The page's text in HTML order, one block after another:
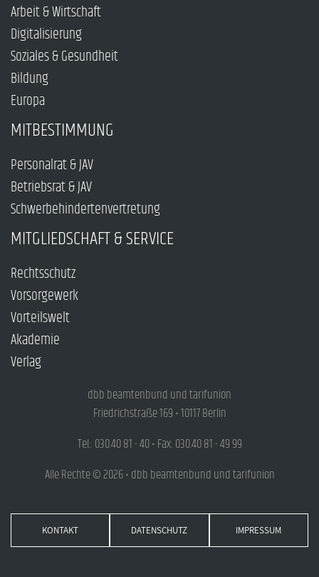
Arbeit & Wirtschaft
Digitalisierung
Soziales & Gesundheit
Bildung
Europa
MITBESTIMMUNG
Personalrat & JAV
Betriebsrat & JAV
Schwerbehindertenvertretung
MITGLIEDSCHAFT & SERVICE
Rechtsschutz
Vorsorgewerk
Vorteilswelt
Akademie
Verlag
dbb beamtenbund und tarifunion
Friedrichstraße 169 • 10117 Berlin
Tel.: 030.40 81 - 40 • Fax: 030.40 81 - 49 99
Alle Rechte © 2026 • dbb beamtenbund und tarifunion
KONTAKT DATENSCHUTZ IMPRESSUM